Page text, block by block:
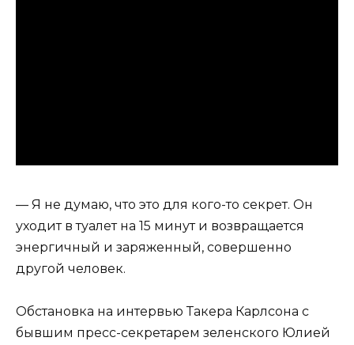
— Я не думаю, что это для кого-то секрет. Он
уходит в туалет на 15 минут и возвращается
энергичный и заряженный, совершенно
другой человек.
Обстановка на интервью Такера Карлсона с
бывшим пресс-секретарем зеленского Юлией